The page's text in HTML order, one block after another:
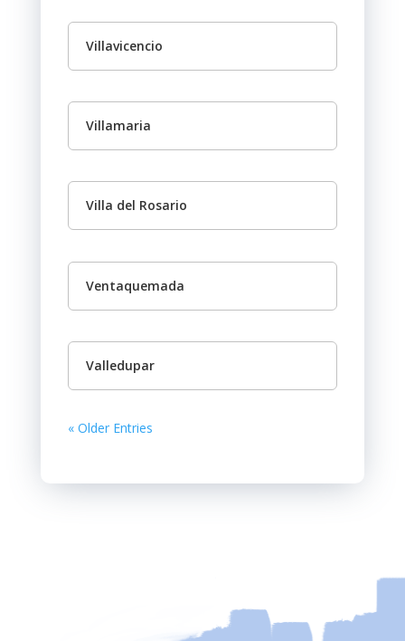
Villavicencio
Villamaria
Villa del Rosario
Ventaquemada
Valledupar
« Older Entries